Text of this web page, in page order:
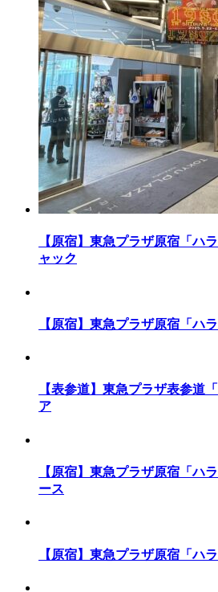
【原宿】東急プラザ原宿「ハ
ャック
【原宿】東急プラザ原宿「ハ
【表参道】東急プラザ表参道
ア
【原宿】東急プラザ原宿「ハ
ース
【原宿】東急プラザ原宿「ハ